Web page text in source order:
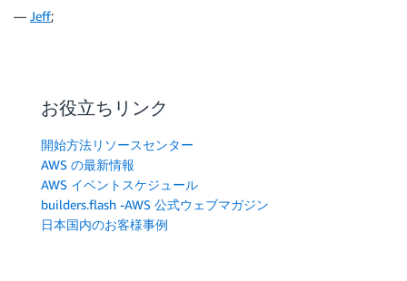
— Jeff;
お役立ちリンク
開始方法リソースセンター
AWS の最新情報
AWS イベントスケジュール
builders.flash -AWS 公式ウェブマガジン
日本国内のお客様事例